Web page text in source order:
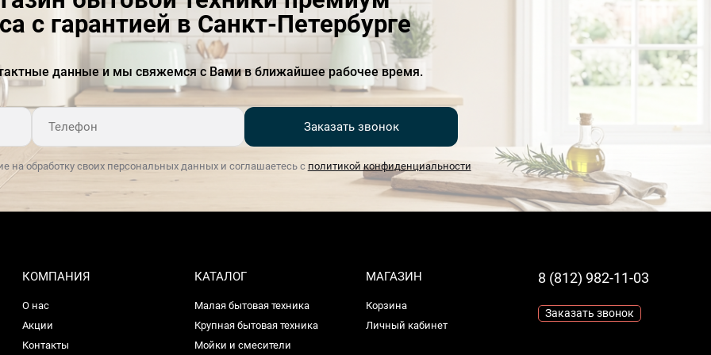
с гарантией в Санкт-Петербурге
данные и мы свяжемся с Вами в ближайшее рабочее время.
Заказать звонок
на обработку своих персональных данных и соглашаетесь с политикой конфиденциальности
КОМПАНИЯ
О нас
Акции
Контакты
КАТАЛОГ
Малая бытовая техника
Крупная бытовая техника
Мойки и смесители
МАГАЗИН
Корзина
Личный кабинет
8 (812) 982-11-03
Заказать звонок